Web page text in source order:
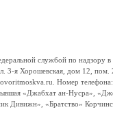
службой по надзору в
3-я Хорошевская, дом 12, пом.
Номер
«Джабхат ан-Нусра»,
«Братство»